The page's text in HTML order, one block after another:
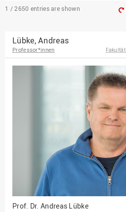
eLearning Competence
EU-Büro
Fakultät
Agrarwissenschaften und
Landschaftsarchitektur
Ingenieurwissenschaften
Fakultät Management,
Kultur und Technik
Fakultät Wirtschafts- und
Sozialwissenschaften
Finanzen
Forschung, Kooperation,
Drittmittel
1 / 2650 entries are shown
Lübke, Andreas
Professor*innen
Prof. Dr. Andreas Lübke